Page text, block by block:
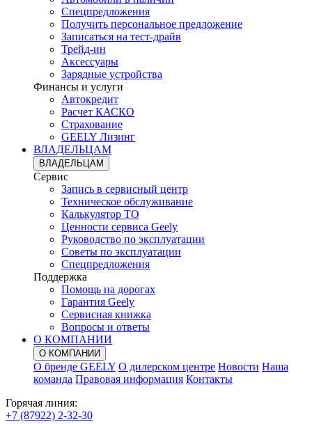
Спецпредложения
Получить персональное предложение
Записаться на тест-драйв
Трейд-ин
Аксессуары
Зарядные устройства
Финансы и услуги
Автокредит
Расчет КАСКО
Страхование
GEELY Лизинг
ВЛАДЕЛЬЦАМ
ВЛАДЕЛЬЦАМ
Сервис
Запись в сервисный центр
Техническое обслуживание
Калькулятор ТО
Ценности сервиса Geely
Руководство по эксплуатации
Советы по эксплуатации
Спецпредложения
Поддержка
Помощь на дорогах
Гарантия Geely
Сервисная книжка
Вопросы и ответы
О КОМПАНИИ
О КОМПАНИИ
О бренде GEELY О дилерском центре Новости Наша
команда Правовая информация Контакты
Горячая линия:
+7 (87922) 2-32-30